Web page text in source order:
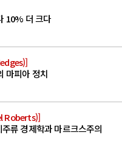
10% 더 크다
마피아 정치
Roberts)]
류 경제학과 마르크스주의